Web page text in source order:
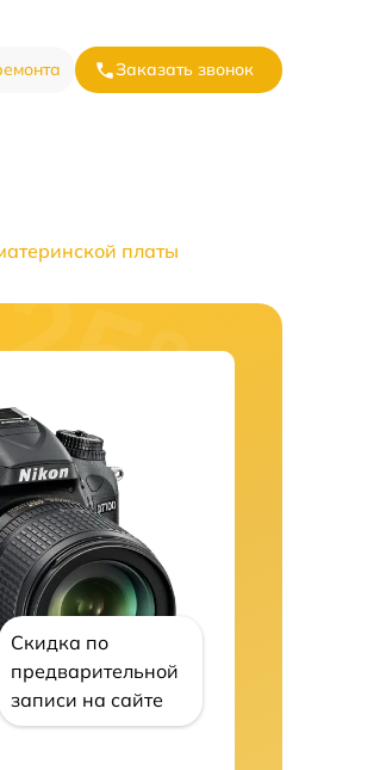
Заказать звонок
платы
Скидка по
предварительной
записи на сайте